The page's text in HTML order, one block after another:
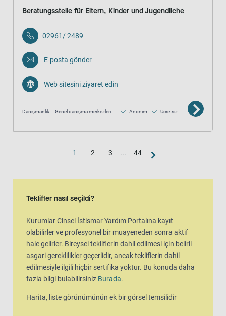
Beratungsstelle für Eltern, Kinder und Jugendliche
02961/ 2489
E-posta gönder
Web sitesini ziyaret edin
Danışmanlık Genel danışma merkezleri Anonim Ücretsiz
1 2 3 ... 44
Harita görünümü
Teklifler nasıl seçildi?
Kurumlar Cinsel İstismar Yardım Portalına kayıt
olabilirler ve profesyonel bir muayeneden sonra aktif
hale gelirler. Bireysel tekliflerin dahil edilmesi için belirli
asgari gereklilikler geçerlidir, ancak tekliflerin dahil
edilmesiyle ilgili hiçbir sertifika yoktur. Bu konuda daha
fazla bilgi bulabilirsiniz Burada.
Harita, liste görünümünün ek bir görsel temsilidir